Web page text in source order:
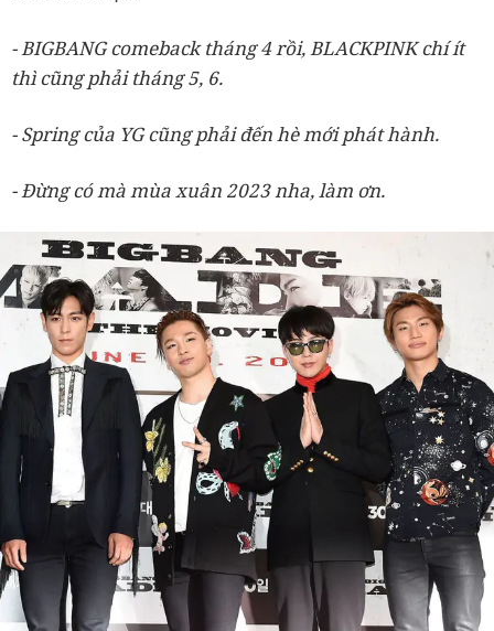
- BIGBANGcomeback tháng 4 rồi, BLACKPINK chí ít
thì cũng phải tháng 5, 6.
-Spring của YG cũng phải đến hè mới phát hành.
-Đừng có mà mùa xuân 2023 nha, làm ơn.